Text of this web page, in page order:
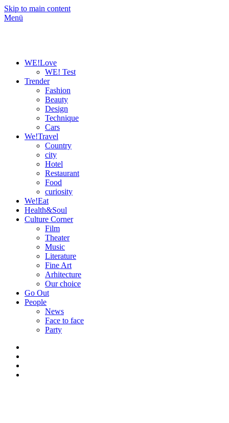
Skip to main content
Menü
WE!Love
WE! Test
Trender
Fashion
Beauty
Design
Technique
Cars
We!Travel
Country
city
Hotel
Restaurant
Food
curiosity
We!Eat
Health&Soul
Culture Corner
Film
Theater
Music
Literature
Fine Art
Arhitecture
Our choice
Go Out
People
News
Face to face
Party